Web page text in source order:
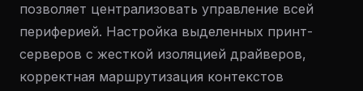
позволяет централизовать управление всей
периферией. Настройка выделенных принт-
серверов с жесткой изоляцией драйверов,
корректная маршрутизация контекстов